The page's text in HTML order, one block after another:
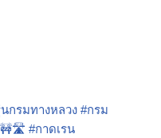
กรมทางหลวง #กรม
#กาดเรน